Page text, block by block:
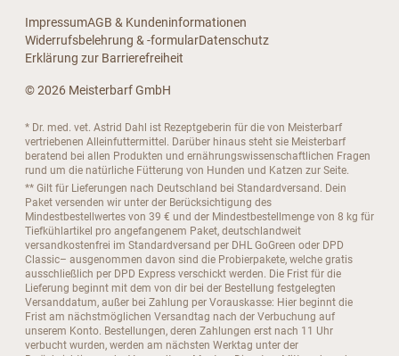
ImpressumAGB & Kundeninformationen
Widerrufsbelehrung & -formularDatenschutz
Erklärung zur Barrierefreiheit
© 2026 Meisterbarf GmbH
* Dr. med. vet. Astrid Dahl ist Rezeptgeberin für die von Meisterbarf
vertriebenen Alleinfuttermittel. Darüber hinaus steht sie Meisterbarf
beratend bei allen Produkten und ernährungswissenschaftlichen Fragen
rund um die natürliche Fütterung von Hunden und Katzen zur Seite.
** Gilt für Lieferungen nach Deutschland bei Standardversand. Dein
Paket versenden wir unter der Berücksichtigung des
Mindestbestellwertes von 39 € und der Mindestbestellmenge von 8 kg für
Tiefkühlartikel pro angefangenem Paket, deutschlandweit
versandkostenfrei im Standardversand per DHL GoGreen oder DPD
Classic– ausgenommen davon sind die Probierpakete, welche gratis
ausschließlich per DPD Express verschickt werden. Die Frist für die
Lieferung beginnt mit dem von dir bei der Bestellung festgelegten
Versanddatum, außer bei Zahlung per Vorauskasse: Hier beginnt die
Frist am nächstmöglichen Versandtag nach der Verbuchung auf
unserem Konto. Bestellungen, deren Zahlungen erst nach 11 Uhr
verbucht wurden, werden am nächsten Werktag unter der